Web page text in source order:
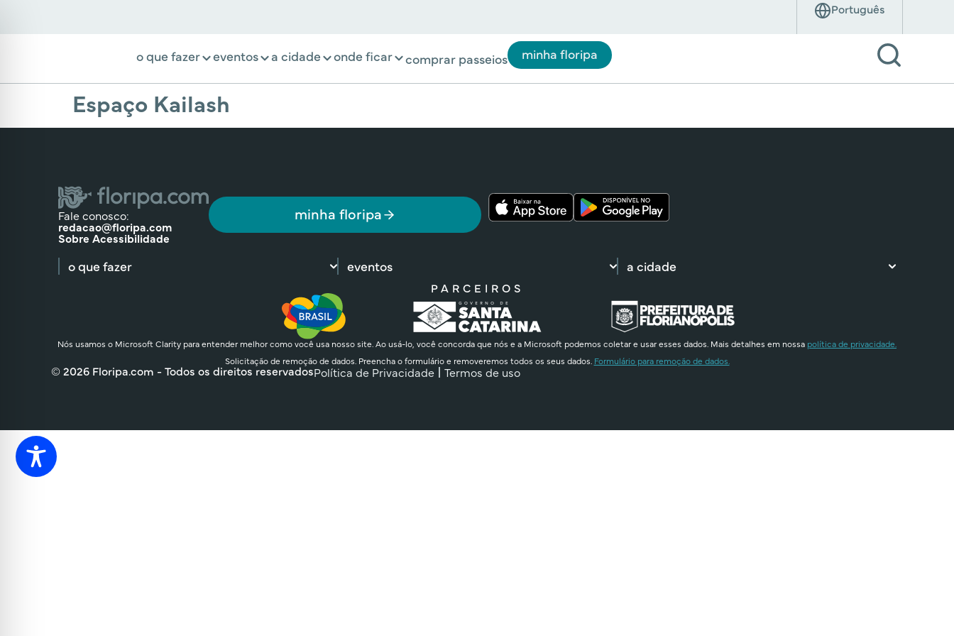
o que fazer eventos a cidade onde ficar comprar passeios minha floripa
Espaço Kailash
Fale conosco:
redacao@floripa.com
Sobre Acessibilidade
minha floripa
o que fazer eventos a cidade
PARCEIROS
Nós usamos o Microsoft Clarity para entender melhor como você usa nosso site. Ao usá-lo, você concorda que nós e a Microsoft podemos coletar e usar esses dados. Mais detalhes em nossa política de privacidade.
Solicitação de remoção de dados. Preencha o formulário e removeremos todos os seus dados. Formulário para remoção de dados.
© 2026 Floripa.com - Todos os direitos reservadosPolítica de Privacidade Termos de uso